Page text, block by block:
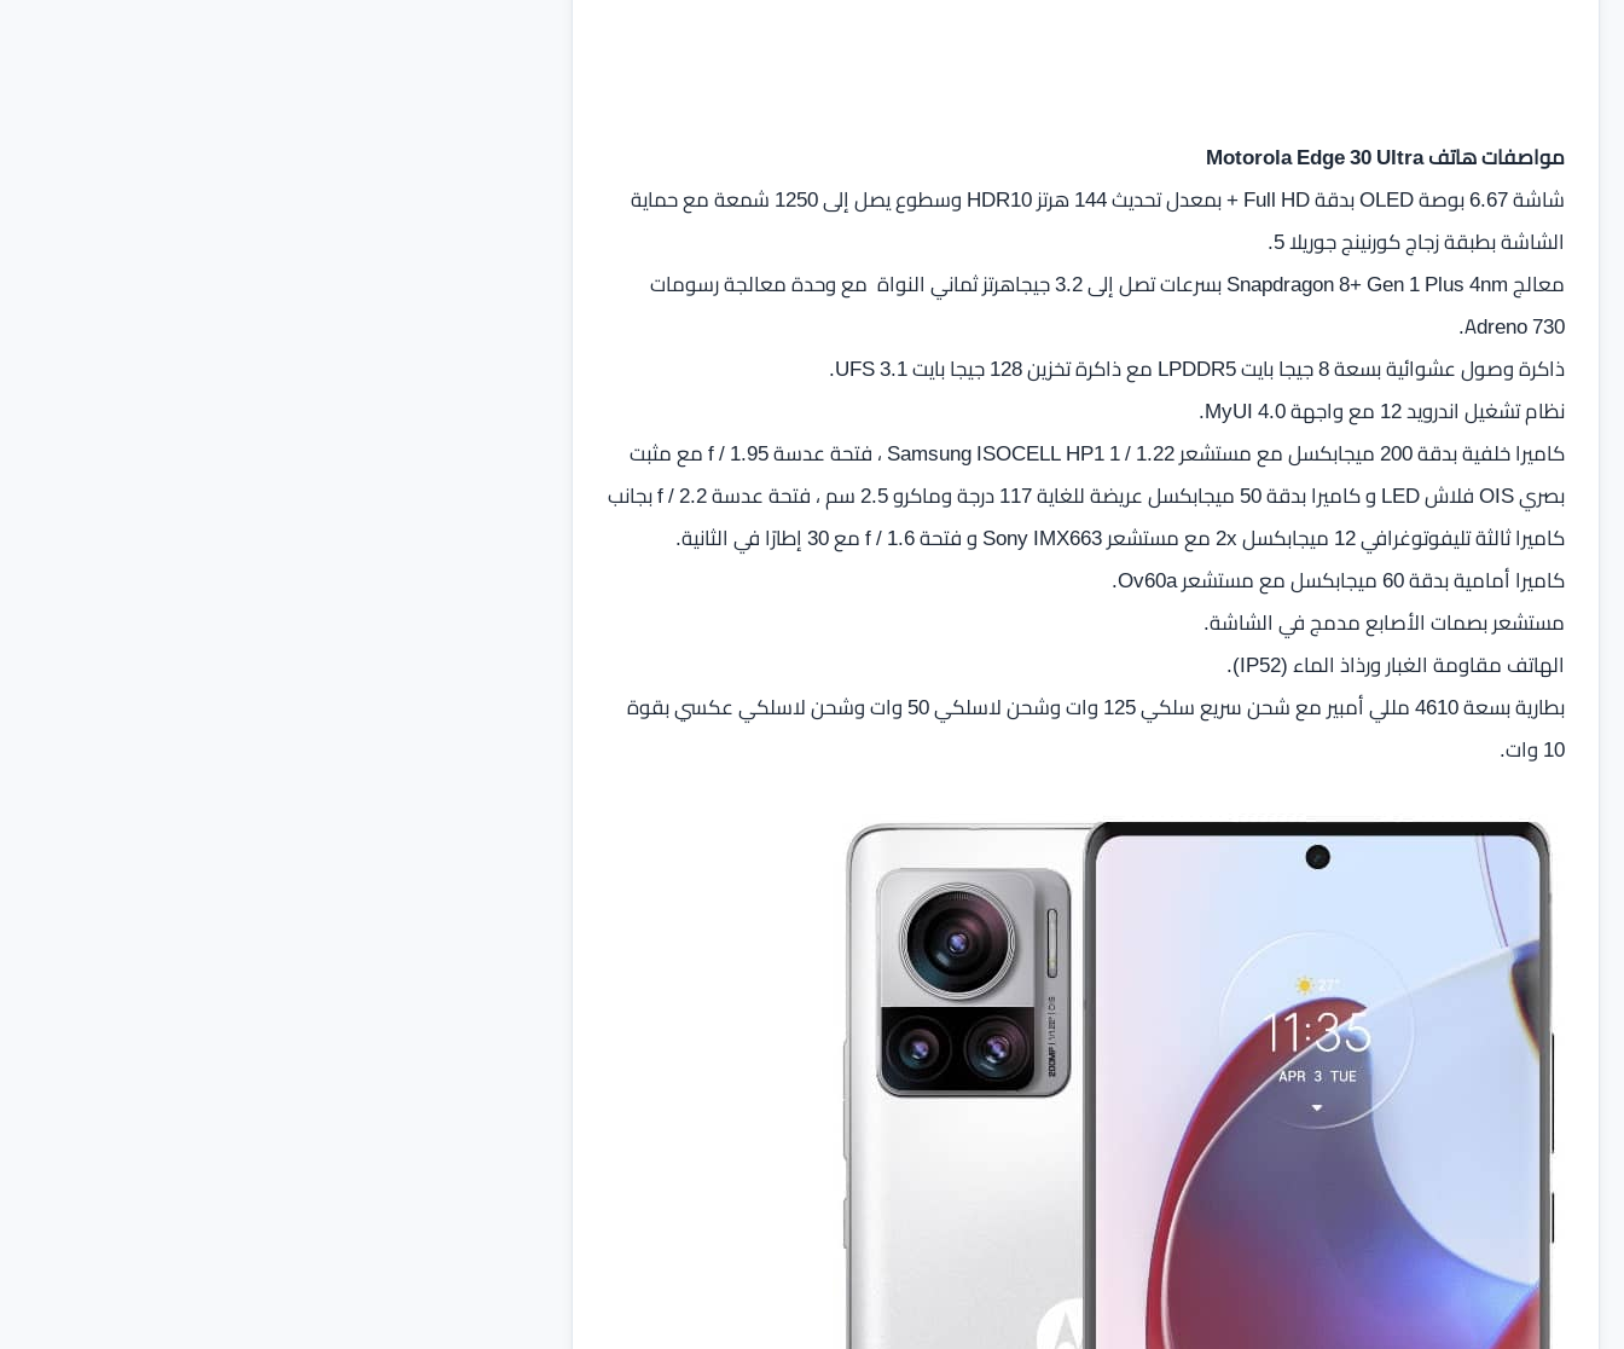
مواصفات هاتف Motorola Edge 30 Ultra
شاشة 6.67 بوصة OLED بدقة Full HD + بمعدل تحديث 144 هرتز HDR10 وسطوع يصل إلى 1250 شمعة مع حماية
الشاشة بطبقة زجاج كورنينج جوريلا 5.
معالج Snapdragon 8+ Gen 1 Plus 4nm بسرعات تصل إلى 3.2 جيجاهرتز ثماني النواة مع وحدة معالجة رسومات
Adreno 730.
ذاكرة وصول عشوائية بسعة 8 جيجا بايت LPDDR5 مع ذاكرة تخزين 128 جيجا بايت UFS 3.1.
نظام تشغيل اندرويد 12 مع واجهة MyUI 4.0.
كاميرا خلفية بدقة 200 ميجابكسل مع مستشعر Samsung ISOCELL HP1 1 / 1.22 ، فتحة عدسة f / 1.95 مع مثبت
بصري OIS فلاش LED و كاميرا بدقة 50 ميجابكسل عريضة للغاية 117 درجة وماكرو 2.5 سم ، فتحة عدسة f / 2.2 بجانب
كاميرا ثالثة تليفوتوغرافي 12 ميجابكسل 2x مع مستشعر Sony IMX663 و فتحة f / 1.6 مع 30 إطارًا في الثانية.
كاميرا أمامية بدقة 60 ميجابكسل مع مستشعر Ov60a.
مستشعر بصمات الأصابع مدمج في الشاشة.
الهاتف مقاومة الغبار ورذاذ الماء (IP52).
بطارية بسعة 4610 مللي أمبير مع شحن سريع سلكي 125 وات وشحن لاسلكي 50 وات وشحن لاسلكي عكسي بقوة
10 وات.